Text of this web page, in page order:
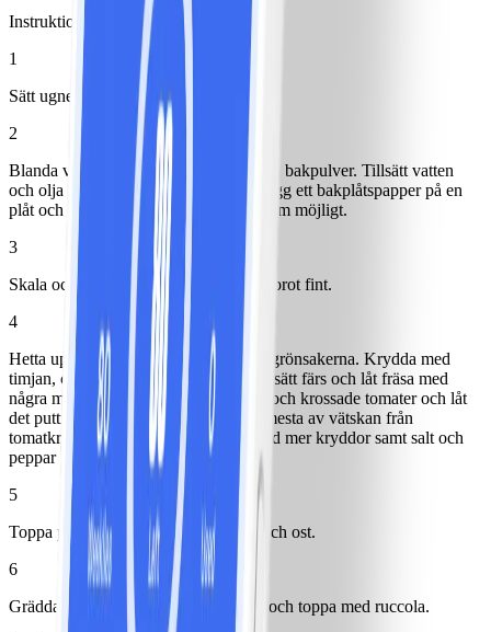
Instruktioner
1
Sätt ugnen på 220º.
2
Blanda vetemjöl, grahamsmjöl, salt och bakpulver. Tillsätt vatten
och olja och knåda ihop till en deg. Lägg ett bakplåtspapper på en
plåt och tryck/kavla ut degen så tunt som möjligt.
3
Skala och hacka lök och vitlök. Riv morot fint.
4
Hetta upp en panna med olja och fräs grönsakerna. Krydda med
timjan, chilipulver och dijonsenap. Tillsätt färs och låt fräsa med
några minuter. Häll på balsamvinäger och krossade tomater och låt
det puttra ca 15 minuter eller tills det mesta av vätskan från
tomatkrosset kokat bort. Smaka av med mer kryddor samt salt och
peppar
5
Toppa pizzabottnarna med färsröran och ost.
6
Grädda i ugn ca 10-12 minuter. Ta ut och toppa med ruccola.